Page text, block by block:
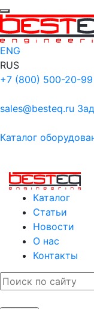
ENG
RUS
+7 (800) 500-20-99
sales@besteq.ru
Каталог
Каталог
Статьи
Новости
О нас
Контакты